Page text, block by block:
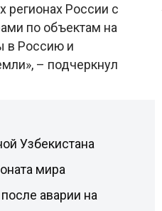
регионах России с
по объектам на
в Россию и
– подчеркнул
Узбекистана
мира
аварии на